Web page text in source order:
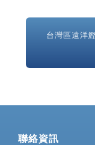
台灣區遠洋
聯絡資訊